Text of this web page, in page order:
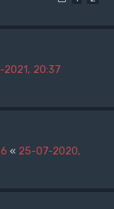
2021, 20:37
« 25-07-2020,